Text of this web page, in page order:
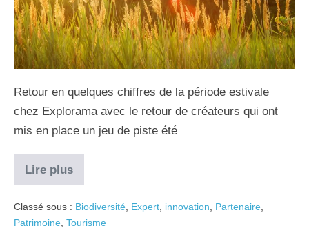
Retour en quelques chiffres de la période estivale
chez Explorama avec le retour de créateurs qui ont
mis en place un jeu de piste été
Lire plus
Classé sous : Biodiversité Expert innovation Partenaire
Patrimoine Tourisme